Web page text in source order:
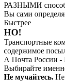
РАЗНЫМИ
Вы сами
Быстрее
НО!
Транспортные
содержимое
А Почта России -
Выбирайте
Не мучайтесь. Не